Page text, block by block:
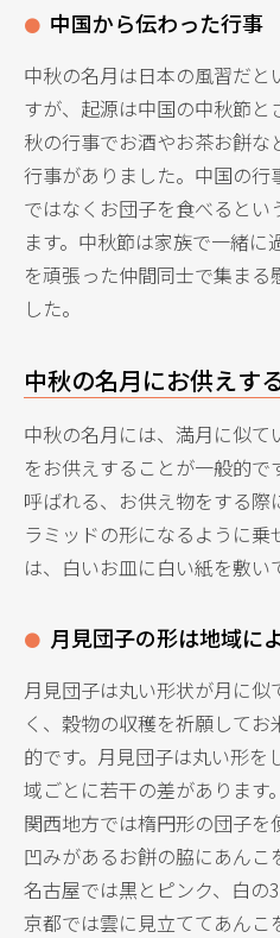
中国から伝わった行事
中秋の名月は日本の風習だ
すが、起源は中国の中秋節と
秋の行事でお酒やお茶お餅
行事がありました。中国の行
ではなくお団子を食べるとい
ます。中秋節は家族で一緒に
を頑張った仲間同士で集まる
した。
中秋の名月にお供えす
中秋の名月には、満月に似
をお供えすることが一般的で
呼ばれる、お供え物をする
ラミッドの形になるように乗
は、白いお皿に白い紙を敷い
月見団子の形は地域に
月見団子は丸い形状が月に
く、穀物の収穫を祈願して
的です。月見団子は丸い形
域ごとに若干の差があります。
関西地方では楕円形の団子を
凹みがあるお餅の脇にあんこ
名古屋では黒とピンク、白の
京都では雲に見立ててあんこ